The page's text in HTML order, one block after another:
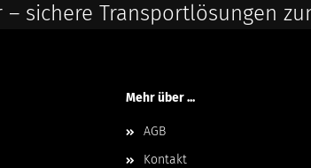
sichere Transportlösungen
Mehr über ...
AGB
Kontakt